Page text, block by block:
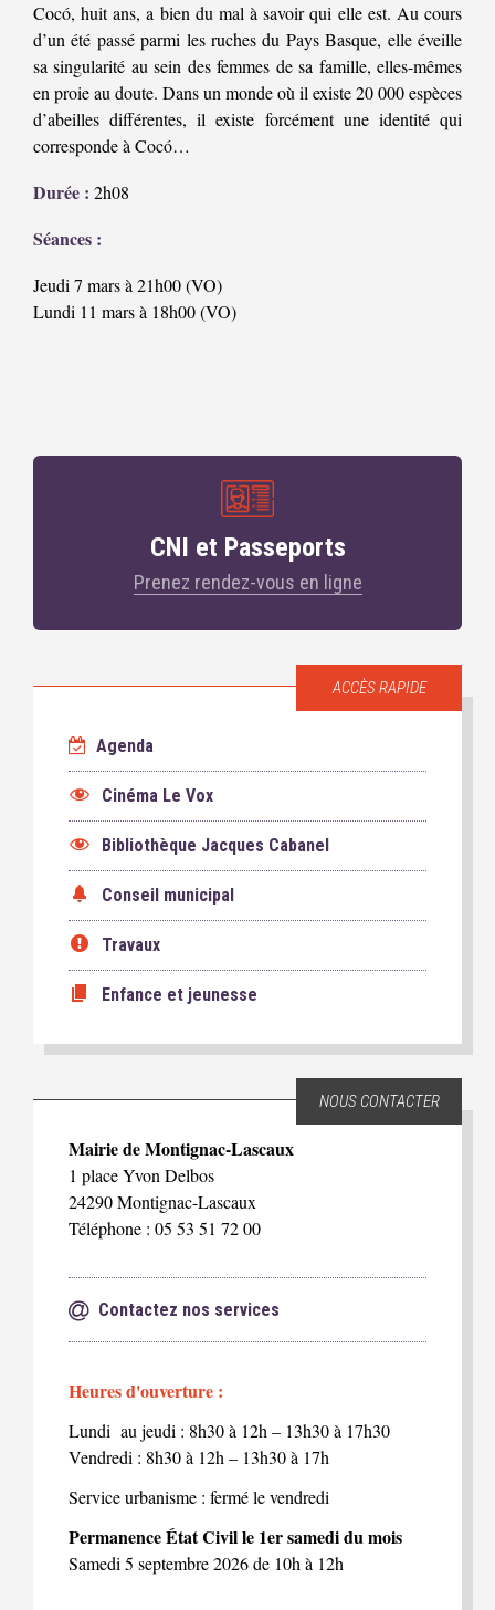
Cocó, huit ans, a bien du mal à savoir qui elle est. Au cours
d’un été passé parmi les ruches du Pays Basque, elle éveille
sa singularité au sein des femmes de sa famille, elles-mêmes
en proie au doute. Dans un monde où il existe 20 000 espèces
d’abeilles différentes, il existe forcément une identité qui
corresponde à Cocó…
Durée : 2h08
Séances :
Jeudi 7 mars à 21h00 (VO)
Lundi 11 mars à 18h00 (VO)
CNI et Passeports
Prenez rendez-vous en ligne
ACCÈS RAPIDE
Agenda
Cinéma Le Vox
Bibliothèque Jacques Cabanel
Conseil municipal
Travaux
Enfance et jeunesse
NOUS CONTACTER
Mairie de Montignac-Lascaux
1 place Yvon Delbos
24290 Montignac-Lascaux
Téléphone : 05 53 51 72 00
Contactez nos services
Heures d'ouverture :
Lundi au jeudi : 8h30 à 12h – 13h30 à 17h30
Vendredi : 8h30 à 12h – 13h30 à 17h
Service urbanisme : fermé le vendredi
Permanence État Civil le 1er samedi du mois
Samedi 5 septembre 2026 de 10h à 12h